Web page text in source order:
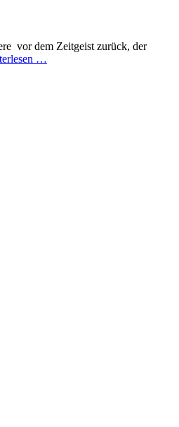
vor dem Zeitgeist zurück, der
…